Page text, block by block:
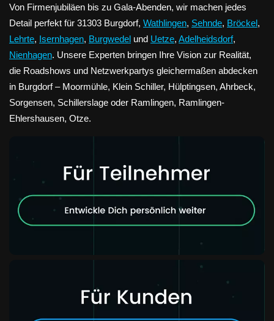
Von Firmenjubiläen bis zu Gala-Abenden, wir machen jedes
Detail perfekt für 31303 Burgdorf, Wathlingen, Sehnde, Bröckel,
Lehrte, Isernhagen, Burgwedel und Uetze, Adelheidsdorf,
Nienhagen. Unsere Experten bringen Ihre Vision zur Realität,
die Roadshows und Netzwerkpartys gleichermaßen abdecken
in Burgdorf – Moormühle, Klein Schiller, Hülptingsen, Ahrbeck,
Sorgensen, Schillerslage oder Ramlingen, Ramlingen-
Ehlershausen, Otze.